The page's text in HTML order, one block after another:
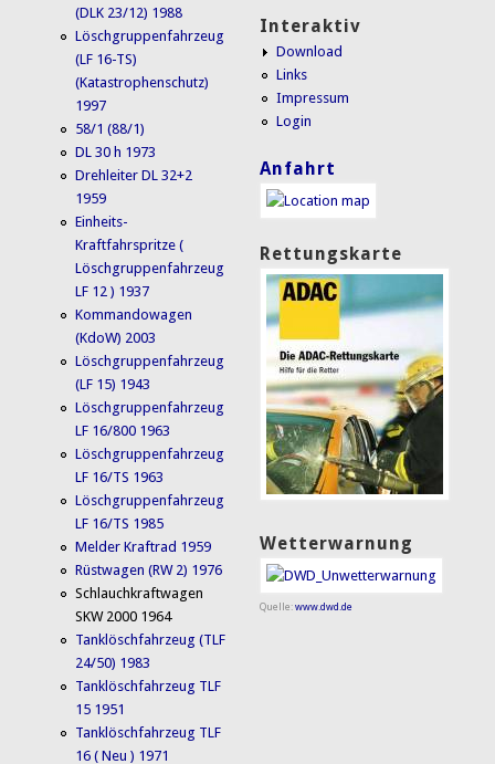
(DLK 23/12) 1988
Löschgruppenfahrzeug
(LF 16-TS)
(Katastrophenschutz)
1997
58/1 (88/1)
DL 30 h 1973
Drehleiter DL 32+2
1959
Einheits-
Kraftfahrspritze (
Löschgruppenfahrzeug
LF 12 ) 1937
Kommandowagen
(KdoW) 2003
Löschgruppenfahrzeug
(LF 15) 1943
Löschgruppenfahrzeug
LF 16/800 1963
Löschgruppenfahrzeug
LF 16/TS 1963
Löschgruppenfahrzeug
LF 16/TS 1985
Melder Kraftrad 1959
Rüstwagen (RW 2) 1976
Schlauchkraftwagen
SKW 2000 1964
Tanklöschfahrzeug (TLF
24/50) 1983
Tanklöschfahrzeug TLF
15 1951
Tanklöschfahrzeug TLF
16 ( Neu ) 1971
Interaktiv
Download
Links
Impressum
Login
Anfahrt
Rettungskarte
Wetterwarnung
Quelle:www.dwd.de